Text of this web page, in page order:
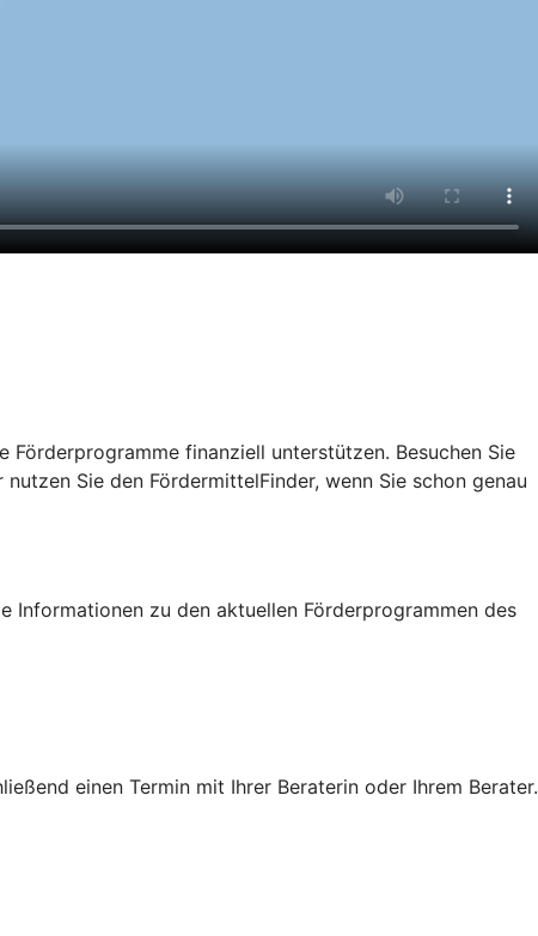
Förderprogramme finanziell unterstützen. Besuchen Sie
Sie den FördermittelFinder, wenn Sie schon genau
Informationen zu den aktuellen Förderprogrammen des
einen Termin mit Ihrer Beraterin oder Ihrem Berater.